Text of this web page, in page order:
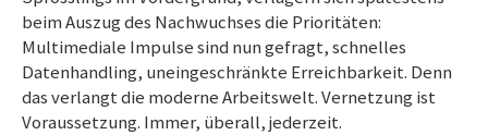
beim Auszug des Nachwuchses die Prioritäten:
Multimediale Impulse sind nun gefragt, schnelles
Datenhandling, uneingeschränkte Erreichbarkeit. Denn
das verlangt die moderne Arbeitswelt. Vernetzung ist
Voraussetzung. Immer, überall, jederzeit.